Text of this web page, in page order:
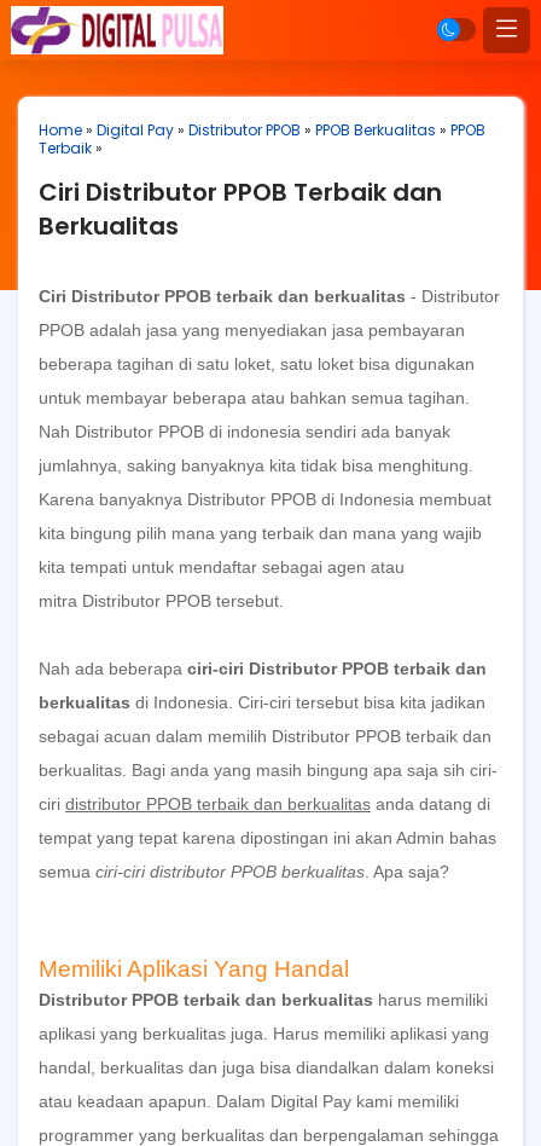
Home» Digital Pay» Distributor PPOB » PPOB Berkualitas » PPOB
Terbaik»
Ciri Distributor PPOB Terbaik dan
Berkualitas
Ciri Distributor PPOB terbaik dan berkualitas - Distributor
PPOB adalah jasa yang menyediakan jasa pembayaran
beberapa tagihan di satu loket, satu loket bisa digunakan
untuk membayar beberapa atau bahkan semua tagihan.
Nah Distributor PPOB di indonesia sendiri ada banyak
jumlahnya, saking banyaknya kita tidak bisa menghitung.
Karena banyaknya Distributor PPOB di Indonesia membuat
kita bingung pilih mana yang terbaik dan mana yang wajib
kita tempati untuk mendaftar sebagai agen atau
mitra Distributor PPOB tersebut.
Nah ada beberapa ciri-ciri Distributor PPOB terbaik dan
berkualitas di Indonesia. Ciri-ciri tersebut bisa kita jadikan
sebagai acuan dalam memilih Distributor PPOB terbaik dan
berkualitas. Bagi anda yang masih bingung apa saja sih ciri-
ciri distributor PPOB terbaik dan berkualitas anda datang di
tempat yang tepat karena dipostingan ini akan Admin bahas
semua ciri-ciri distributor PPOB berkualitas . Apa saja?
Memiliki Aplikasi Yang Handal
Distributor PPOB terbaik dan berkualitas harus memiliki
aplikasi yang berkualitas juga. Harus memiliki aplikasi yang
handal, berkualitas dan juga bisa diandalkan dalam koneksi
atau keadaan apapun. Dalam Digital Pay kami memiliki
programmer yang berkualitas dan berpengalaman sehingga